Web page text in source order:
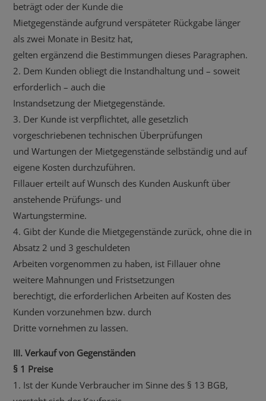
beträgt oder der Kunde die
Mietgegenstände aufgrund verspäteter Rückgabe länger
als zwei Monate in Besitz hat,
gelten ergänzend die Bestimmungen dieses Paragraphen.
2. Dem Kunden obliegt die Instandhaltung und – soweit
erforderlich – auch die
Instandsetzung der Mietgegenstände.
3. Der Kunde ist verpflichtet, alle gesetzlich
vorgeschriebenen technischen Überprüfungen
und Wartungen der Mietgegenstände selbständig und auf
eigene Kosten durchzuführen.
Fillauer erteilt auf Wunsch des Kunden Auskunft über
anstehende Prüfungs- und
Wartungstermine.
4. Gibt der Kunde die Mietgegenstände zurück, ohne die in
Absatz 2 und 3 geschuldeten
Arbeiten vorgenommen zu haben, ist Fillauer ohne
weitere Mahnungen und Fristsetzungen
berechtigt, die erforderlichen Arbeiten auf Kosten des
Kunden vorzunehmen bzw. durch
Dritte vornehmen zu lassen.
III. Verkauf von Gegenständen
§ 1 Preise
1. Ist der Kunde Verbraucher im Sinne des § 13 BGB,